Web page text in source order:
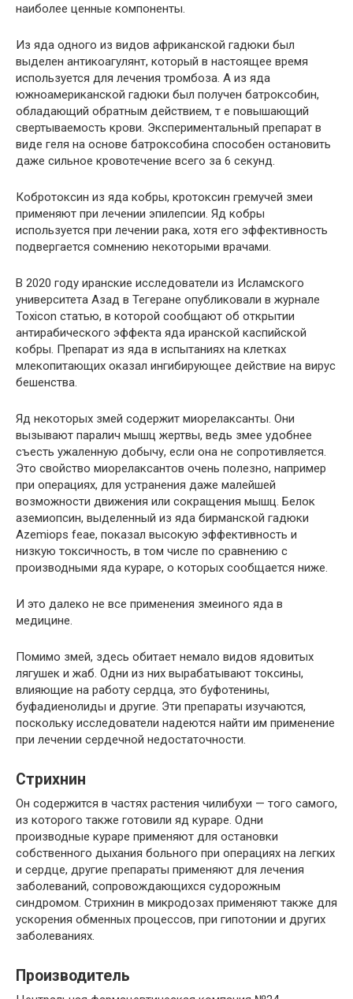
наиболее ценные компоненты.
Из яда одного из видов африканской гадюки был
выделен антикоагулянт, который в настоящее время
используется для лечения тромбоза. А из яда
южноамериканской гадюки был получен батроксобин,
обладающий обратным действием, т е повышающий
свертываемость крови. Экспериментальный препарат в
виде геля на основе батроксобина способен остановить
даже сильное кровотечение всего за 6 секунд.
Кобротоксин из яда кобры, кротоксин гремучей змеи
применяют при лечении эпилепсии. Яд кобры
используется при лечении рака, хотя его эффективность
подвергается сомнению некоторыми врачами.
В 2020 году иранские исследователи из Исламского
университета Азад в Тегеране опубликовали в журнале
Toxicon статью, в которой сообщают об открытии
антирабического эффекта яда иранской каспийской
кобры. Препарат из яда в испытаниях на клетках
млекопитающих оказал ингибирующее действие на вирус
бешенства.
Яд некоторых змей содержит миорелаксанты. Они
вызывают паралич мышц жертвы, ведь змее удобнее
съесть ужаленную добычу, если она не сопротивляется.
Это свойство миорелаксантов очень полезно, например
при операциях, для устранения даже малейшей
возможности движения или сокращения мышц. Белок
аземиопсин, выделенный из яда бирманской гадюки
Azemiops feae, показал высокую эффективность и
низкую токсичность, в том числе по сравнению с
производными яда кураре, о которых сообщается ниже.
И это далеко не все применения змеиного яда в
медицине.
Помимо змей, здесь обитает немало видов ядовитых
лягушек и жаб. Одни из них вырабатывают токсины,
влияющие на работу сердца, это буфотенины,
буфадиенолиды и другие. Эти препараты изучаются,
поскольку исследователи надеются найти им применение
при лечении сердечной недостаточности.
Стрихнин
Он содержится в частях растения чилибухи — того самого,
из которого также готовили яд кураре. Одни
производные кураре применяют для остановки
собственного дыхания больного при операциях на легких
и сердце, другие препараты применяют для лечения
заболеваний, сопровождающихся судорожным
синдромом. Стрихнин в микродозах применяют также для
ускорения обменных процессов, при гипотонии и других
заболеваниях.
Производитель